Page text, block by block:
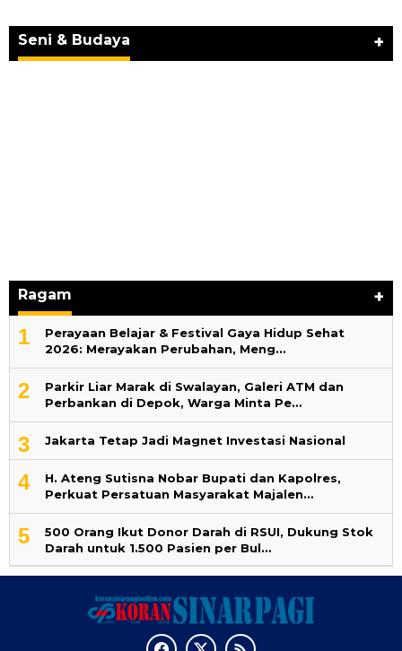
Seni & Budaya +
BERKARYA UNTUK PE…
Ragam +
1
Perayaan Belajar & Festival Gaya Hidup Sehat
2026: Merayakan Perubahan, Meng…
2
Parkir Liar Marak di Swalayan, Galeri ATM dan
Perbankan di Depok, Warga Minta Pe…
3 Jakarta Tetap Jadi Magnet Investasi Nasional
4
H. Ateng Sutisna Nobar Bupati dan Kapolres,
Perkuat Persatuan Masyarakat Majalen…
5
500 Orang Ikut Donor Darah di RSUI, Dukung Stok
Darah untuk 1.500 Pasien per Bul…